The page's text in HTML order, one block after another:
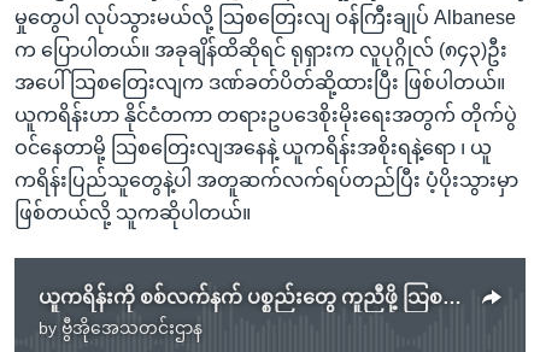
မှုတွေပါ လုပ်သွားမယ်လို့ သြစတြေးလျ ဝန်ကြီးချုပ် Albanese
က ပြောပါတယ်။ အခုချိန်ထိဆိုရင် ရုရှားက လူပုဂ္ဂိုလ် (၈၄၃)ဦး
အပေါ် သြစတြေးလျက ဒဏ်ခတ်ပိတ်ဆို့ထားပြီး ဖြစ်ပါတယ်။
ယူကရိန်းဟာ နိုင်ငံတကာ တရားဥပဒေစိုးမိုးရေးအတွက် တိုက်ပွဲ
ဝင်နေတာမို့ သြစတြေးလျအနေနဲ့ ယူကရိန်းအစိုးရနဲ့ရော ၊ ယူ
ကရိန်းပြည်သူတွေနဲ့ပါ အတူဆက်လက်ရပ်တည်ပြီး ပံ့ပိုးသွားမှာ
ဖြစ်တယ်လို့ သူကဆိုပါတယ်။
ယူကရိန်းကို စစ်လက်နက် ပစ္စည်းတွေ ကူညီဖို့ သြစတြေးလျ ကတိပြု
by ဗွီအိုအေသတင်းဌာန
No media source currently available